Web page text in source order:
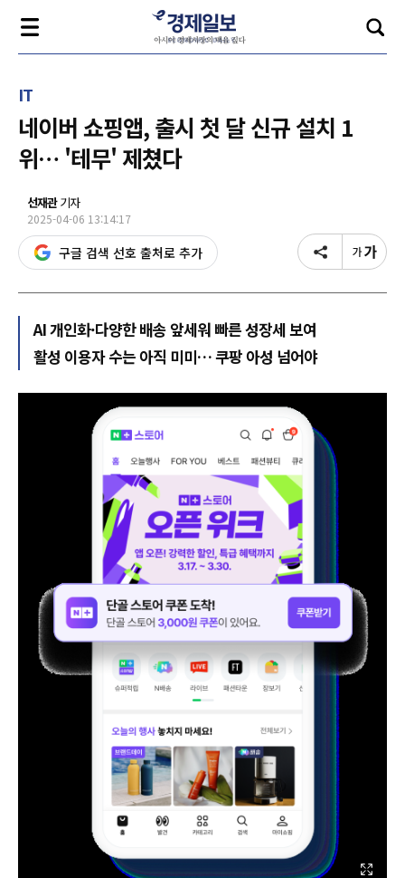
IT
네이버 쇼핑앱, 출시 첫 달 신규 설치 1
위… '테무' 제쳤다
선재관기자
2025-04-06 13:14:17
구글 검색 선호 출처로 추가
AI 개인화·다양한 배송 앞세워 빠른 성장세 보여
활성 이용자 수는 아직 미미… 쿠팡 아성 넘어야